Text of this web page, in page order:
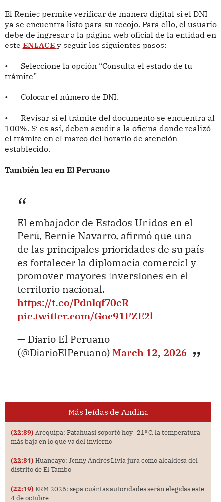
El Reniec permite verificar de manera digital si el DNI
ya se encuentra listo para su recojo. Para ello, el usuario
debe de ingresar a la página web oficial de la entidad en
este ENLACE y seguir los siguientes pasos:
•
Seleccione la opción “Consulta el estado de tu
trámite”.
• Colocar el número de DNI.
•
Revisar si el trámite del documento se encuentra al
100%. Si es así, deben acudir a la oficina donde realizó
el trámite en el marco del horario de atención
establecido.
También lea en El Peruano
El embajador de Estados Unidos en el
Perú, Bernie Navarro, afirmó que una
de las principales prioridades de su país
es fortalecer la diplomacia comercial y
promover mayores inversiones en el
territorio nacional.
https://t.co/Pdnlqf70cR
pic.twitter.com/Goc91FZE2l
— Diario El Peruano
(@DiarioElPeruano) March 12, 2026
Más leídas de Andina
(22:39) Arequipa: Patahuasi soportó hoy -21⁰ C, la temperatura
más baja en lo que va del invierno
(22:34) Huancayo: Jenny Andrés Livia jura como alcaldesa del
distrito de El Tambo
(22:19) ERM 2026: sepa cuántas autoridades serán elegidas este
4 de octubre